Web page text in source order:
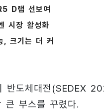
D램 선보여
시장 활성화
, 크기는 더 커
반도체대전(SEDEX
큰 부스를 꾸렸다.